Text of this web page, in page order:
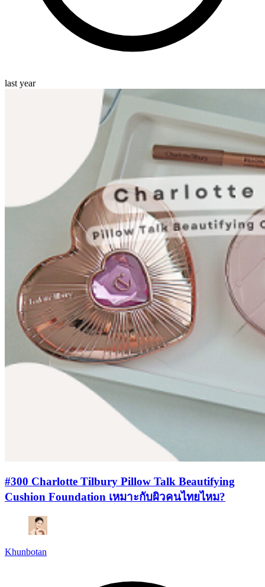
last year
#300 Charlotte Tilbury Pillow Talk Beautifying
Cushion Foundation เหมาะกับผิวคนไทยไหม?
Khunbotan